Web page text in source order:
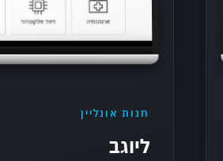
חנות אונליין
ליוגב